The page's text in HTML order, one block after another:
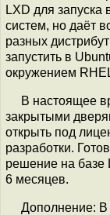
LXD для
систем, но даёт
разных
запустить в
окружением
В настоящее
закрытыми
открыть под
разработки.
решение на базе
6 месяцев.
Дополнение: В